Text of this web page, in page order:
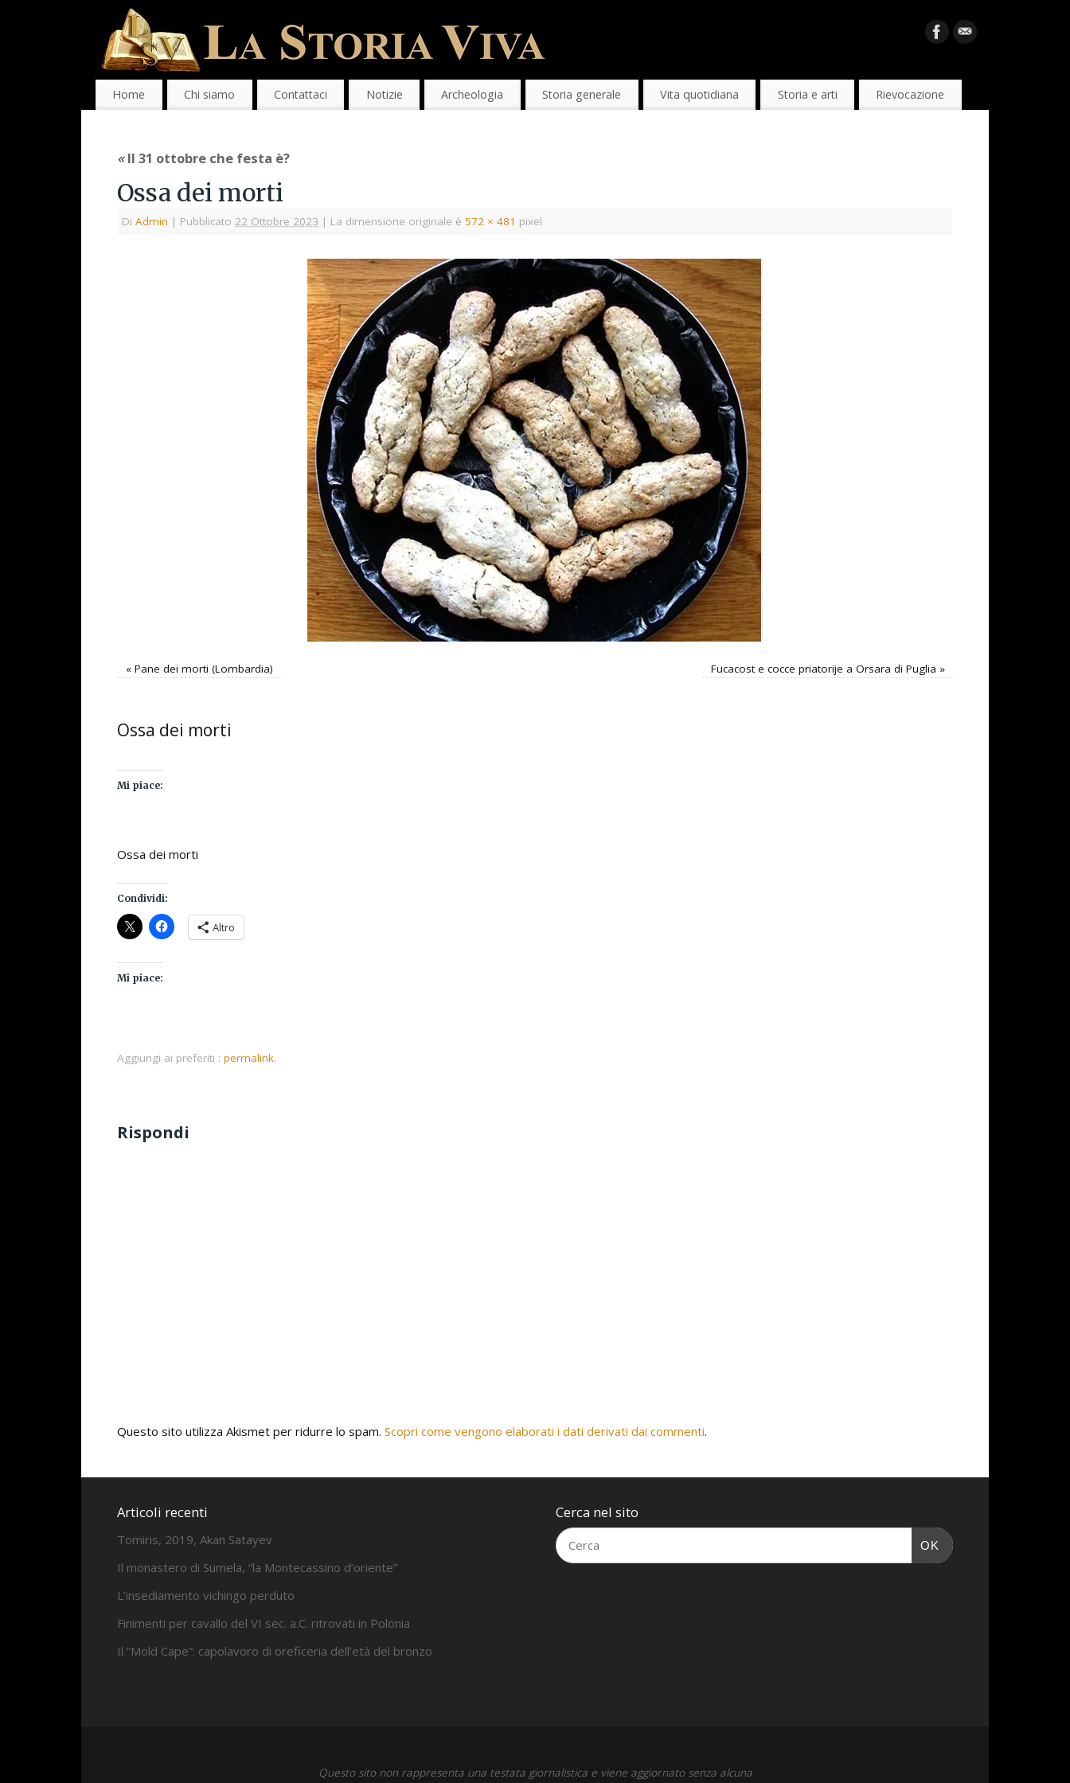
Home Chi siamo Contattaci Notizie Archeologia Storia generale Vita quotidiana Storia e arti Rievocazione
«Il 31 ottobre che festa è?
Ossa dei morti
Di Admin | Pubblicato 22 Ottobre 2023 | La dimensione originale è 572 × 481 pixel
« Pane dei morti (Lombardia) Fucacost e cocce priatorije a Orsara di Puglia »
Ossa dei morti
Mi piace:
Ossa dei morti
Condividi:
Altro
Mi piace:
Aggiungi ai preferiti : permalink.
Rispondi
Questo sito utilizza Akismet per ridurre lo spam. Scopri come vengono elaborati i dati derivati dai commenti.
Articoli recenti
Tomiris, 2019, Akan Satayev
Il monastero di Sumela, “la Montecassino d’oriente”
L’insediamento vichingo perduto
Finimenti per cavallo del VI sec. a.C. ritrovati in Polonia
Il “Mold Cape”: capolavoro di oreficeria dell’età del bronzo
Cerca nel sito
OK
Questo sito non rappresenta una testata giornalistica e viene aggiornato senza alcuna